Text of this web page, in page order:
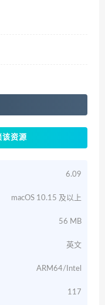
该资源
6.09
macOS 10.15 及以上
56 MB
英文
ARM64/Intel
117